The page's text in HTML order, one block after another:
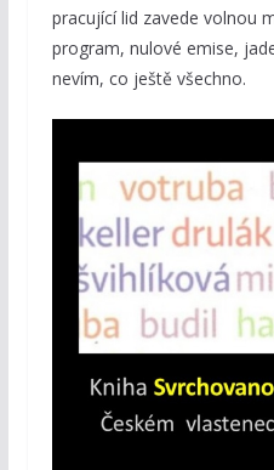
pracující lid zavede volnou
program, nulové emise,
nevím, co ještě všechno.